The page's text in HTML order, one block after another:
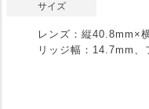
サイズ
レンズ：縦40.8mm×
リッジ幅：14.7mm